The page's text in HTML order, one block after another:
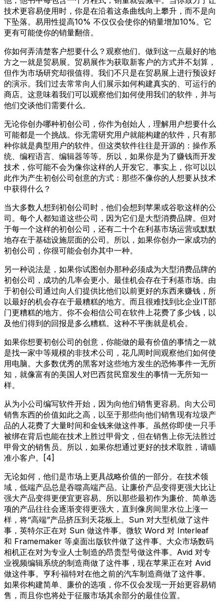
技术更容易使用时，你是在沿着这条曲线向上攀升，而不是向
下坠落。易用性提高10% 不仅仅会使你的销量增加10%。它
更有可能使你的销量翻倍。
你如何弄清楚客户想要什么？观察他们。做到这一点最好的地
方之一就是贸易展。贸易展作为获取新客户的方式并不划算，
但作为市场研究却很值得。我们不只是在贸易展上进行预设好
的演示。我们过去常常向人们展示如何构建真实的、可运行的
商店。这意味着我们可以观察他们如何使用我们的软件，并与
他们交谈他们需要什么。
无论你创办哪种初创公司，你作为创始人，理解用户想要什么
可能都是一个挑战。你无需研究用户就能构建的软件，只有那
种你就是典型用户的软件。但这类软件往往是开源的：操作系
统、编程语言、编辑器等等。所以，如果你是为了赚钱而开发
技术，你可能不会为像你这样的人开发它。事实上，你可以以
此作为产生初创公司创意的方式：那些不像你的人想要从技术
中获得什么？
当大多数人想到初创公司时，他们会想到苹果或谷歌这样的公
司。每个人都知道这些公司，因为它们是大型消费品牌。但对
于每一个这样的初创公司，还有二十个在利基市场运营或默默
地存在于基础设施层面的公司。所以，如果你创办一家成功的
初创公司，你很可能会创办其中一种。
另一种说法是，如果你试图创办那种必须成为大型消费品牌的
初创公司，成功的几率会更小。最佳机会存在于利基市场。由
于初创公司通过向人们提供比他们以前更好的东西来赚钱，所
以最好的机会存在于最糟糕的地方。而且很难找到比企业IT部
门更糟糕的地方。你不会相信公司在软件上花费了多少钱，以
及他们得到的回报是多么糟糕。这种不平衡就是机会。
如果你想要初创公司的创意，你能做的最有价值的事情之一就
是找一家中等规模的非技术公司，花几周时间观察他们如何使
用电脑。大多数优秀的黑客对这些地方发生的恐怖事件一无所
知，就像富有的美国人对巴西贫民窟发生的事情一无所知一
样。
从为小公司编写软件开始，因为向他们销售更容易。向大公司
销售东西的价值如此之高，以至于那些向他们销售现有垃圾产
品的人花费了大量时间和金钱来做这件事。虽然你即使一只手
被绑在背后也能在技术上胜过甲骨文，但在销售上你无法胜过
甲骨文的销售员。所以，如果你想通过更好的技术取胜，请瞄
准小客户。[4]
无论如何，他们是市场上更具战略价值的一部分。在技术领
域，低端产品总是吞噬高端产品。让廉价产品变得更强大比让
强大产品变得更便宜更容易。所以那些最初作为廉价、简单选
项的产品往往会逐渐变得更强大，直到像房间里水位上涨一
样，将“高端”产品挤压到天花板上。Sun 对大型机做了这件
事，英特尔正在对 Sun 做这件事。微软 Word 对 Interleaf
和 Framemaker 等桌面出版软件做了这件事。大众市场数码
相机正在对为专业人士制造的昂贵型号做这件事。Avid 对专
业视频编辑系统的制造商做了这件事，现在苹果正在对 Avid
做这件事。亨利·福特对在他之前的汽车制造商做了这件事。
如果你构建简单、廉价的选项，你不仅会发现一开始更容易销
售，而且你也将处于征服市场其余部分的最佳位置。